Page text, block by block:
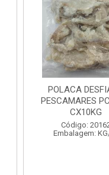
POSTA CORVINA
1KG
15KG
Código:
Embalagem: